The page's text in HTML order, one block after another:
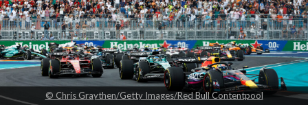
—Stirling Moss
Zoeken
© Chris Graythen/Getty Images/Red Bull Contentpool